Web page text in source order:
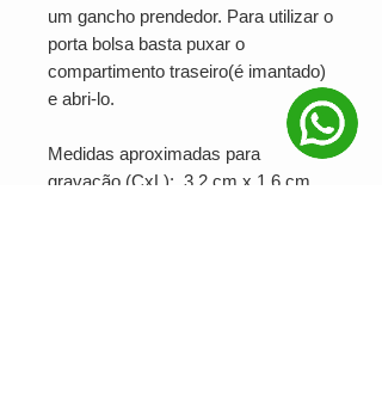
um gancho prendedor. Para utilizar o
porta bolsa basta puxar o
compartimento traseiro(é imantado)
e abri-lo.
Medidas aproximadas para
gravação (CxL): 3,2 cm x 1,6 cm